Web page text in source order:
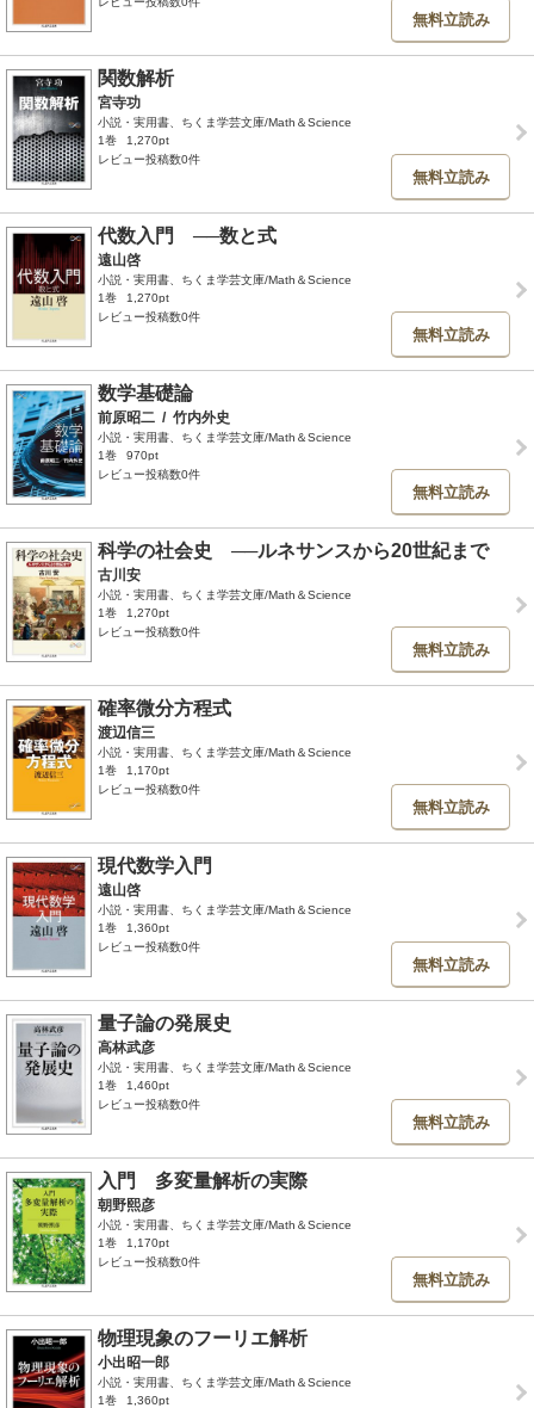
無料立読み
関数解析
宮寺功
小説・実用書、ちくま学芸文庫/Math＆Science
1巻
1,270pt
レビュー投稿数0件
無料立読み
代数入門 ──数と式
遠山啓
小説・実用書、ちくま学芸文庫/Math＆Science
1巻
1,270pt
レビュー投稿数0件
無料立読み
数学基礎論
前原昭二 / 竹内外史
小説・実用書、ちくま学芸文庫/Math＆Science
1巻
970pt
レビュー投稿数0件
無料立読み
科学の社会史 ──ルネサンスから20世紀まで
古川安
小説・実用書、ちくま学芸文庫/Math＆Science
1巻
1,270pt
レビュー投稿数0件
無料立読み
確率微分方程式
渡辺信三
小説・実用書、ちくま学芸文庫/Math＆Science
1巻
1,170pt
レビュー投稿数0件
無料立読み
現代数学入門
遠山啓
小説・実用書、ちくま学芸文庫/Math＆Science
1巻
1,360pt
レビュー投稿数0件
無料立読み
量子論の発展史
高林武彦
小説・実用書、ちくま学芸文庫/Math＆Science
1巻
1,460pt
レビュー投稿数0件
無料立読み
入門 多変量解析の実際
朝野熙彦
小説・実用書、ちくま学芸文庫/Math＆Science
1巻
1,170pt
レビュー投稿数0件
無料立読み
物理現象のフーリエ解析
小出昭一郎
小説・実用書、ちくま学芸文庫/Math＆Science
1巻
1,360pt